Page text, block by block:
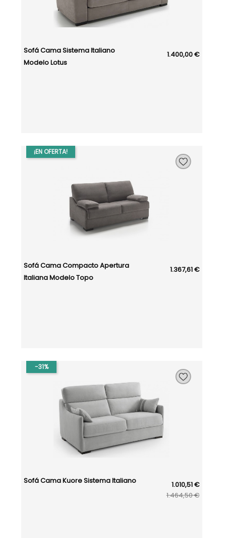
Sofá Cama Sistema Italiano
Modelo Lotus
1.400,00 €
Sofá Cama Compacto Apertura
Italiana Modelo Topo
1.367,61 €
¡EN OFERTA!
Sofá Cama Kuore Sistema Italiano
1.010,51 €
1.464,50 €
-31%